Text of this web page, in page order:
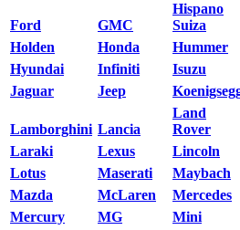
Ford GMC
Hispano
Suiza
Holden
Honda
Hummer
Hyundai
Infiniti
Isuzu
Jaguar
Jeep
Lamborghini Lancia
Land
Rover
Laraki
Lexus
Lincoln
Lotus
Maserati
Maybach
Mazda
McLaren
Mercedes
Mercury
MG
Mini